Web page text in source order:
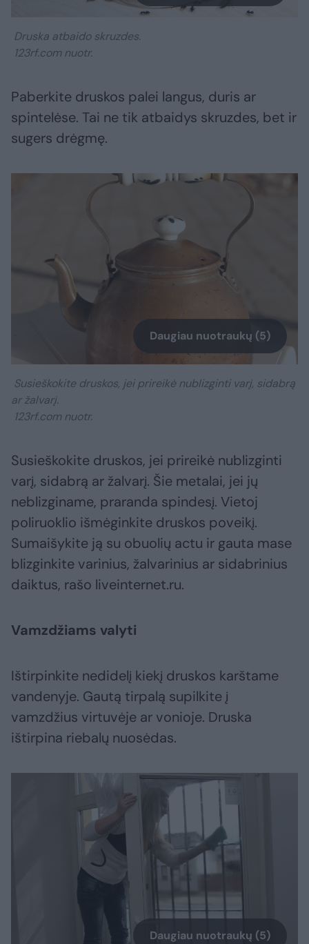
Druska atbaido skruzdes.
123rf.com nuotr.
Paberkite druskos palei langus, duris ar
spintelėse. Tai ne tik atbaidys skruzdes, bet ir
sugers drėgmę.
Daugiau nuotraukų (5)
Susieškokite druskos, jei prireikė nublizginti varį, sidabrą
ar žalvarį.
123rf.com nuotr.
Susieškokite druskos, jei prireikė nublizginti
varį, sidabrą ar žalvarį. Šie metalai, jei jų
neblizginame, praranda spindesį. Vietoj
poliruoklio išmėginkite druskos poveikį.
Sumaišykite ją su obuolių actu ir gauta mase
blizginkite varinius, žalvarinius ar sidabrinius
daiktus, rašo liveinternet.ru.
Vamzdžiams valyti
Ištirpinkite nedidelį kiekį druskos karštame
vandenyje. Gautą tirpalą supilkite į
vamzdžius virtuvėje ar vonioje. Druska
ištirpina riebalų nuosėdas.
Daugiau nuotraukų (5)